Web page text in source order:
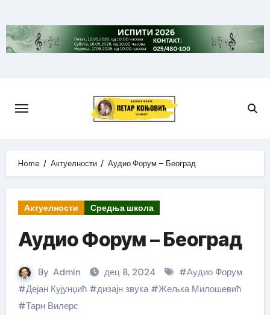
to
content
Home Актуелности Аудио Форум – Београд
Актуелности Средња школа
Аудио Форум – Београд
By Admin дец 8, 2024 #Аудио Форум
#Дејан Кујунџић#дизајн звука#Жељка Милошевић
#Тарн Вилерс